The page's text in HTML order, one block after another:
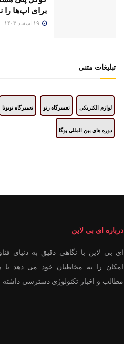
برای اپ‌ها
تبلیغات متنی
لوازم الکتریکی تعمیرگاه رنو تعمیرگاه تویوتا
دوره های بین المللی یوگا
درباره ای بی لاین
ای بی لاین با نگاهی دقیق به دنیای
امکان را به مخاطبان خود می دهد تا
مطالب و اخبار تکنولوژی دسترسی داشته